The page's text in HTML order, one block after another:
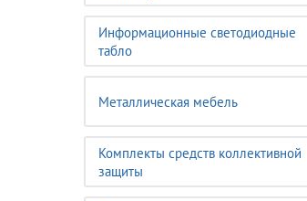
Информационные светодиодные
табло
Металлическая мебель
Комплекты средств коллективной
защиты